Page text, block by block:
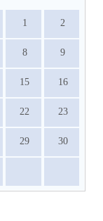
1 2
8 9
15 16
22 23
29 30